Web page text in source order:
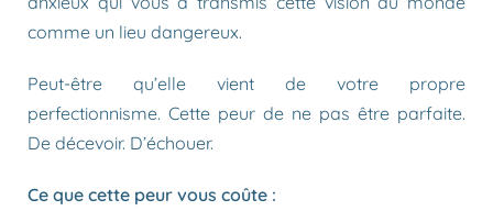
comme un lieu dangereux.
Peut-être qu’elle vient de votre propre
perfectionnisme. Cette peur de ne pas être parfaite.
De décevoir. D’échouer.
Ce que cette peur vous coûte :